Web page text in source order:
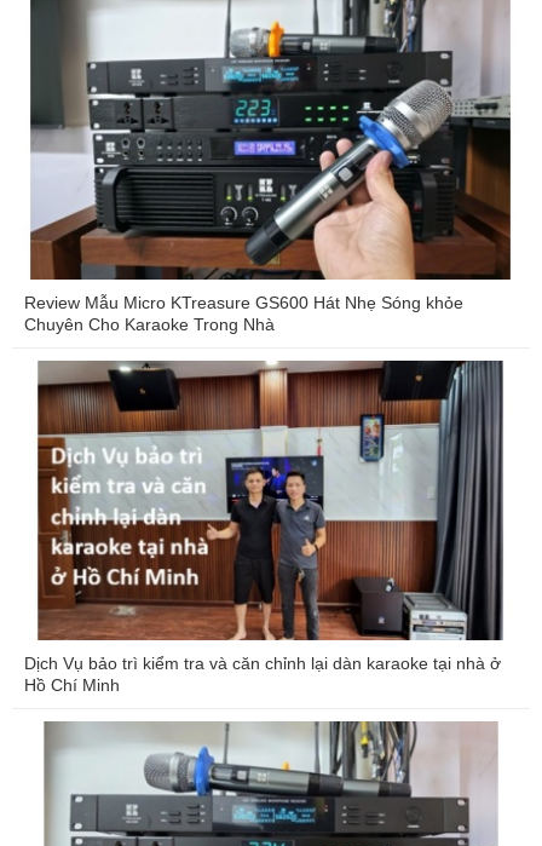
Review Mẫu Micro KTreasure GS600 Hát Nhẹ Sóng khỏe
Chuyên Cho Karaoke Trong Nhà
Dịch Vụ bảo trì kiểm tra và căn chỉnh lại dàn karaoke tại nhà ở
Hồ Chí Minh